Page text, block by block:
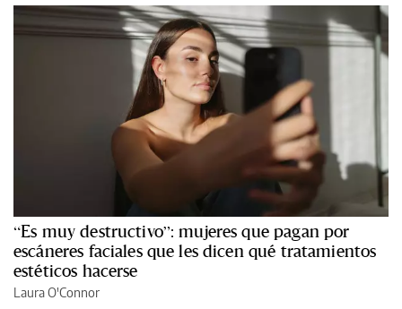
“Es muy destructivo”: mujeres que pagan por
escáneres faciales que les dicen qué tratamientos
estéticos hacerse
Laura O'Connor